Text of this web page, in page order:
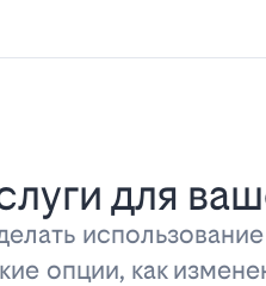
для
опции, как